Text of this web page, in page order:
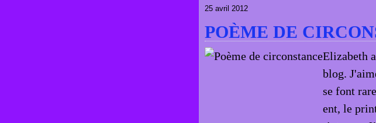
25 avril 2012
POÈME DE
Elizabeth
blog.
se font
ent, le